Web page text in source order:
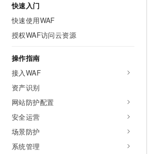
快速入门
快速使用WAF
授权WAF访问云资源
操作指南
接入WAF
资产识别
网站防护配置
安全运营
场景防护
系统管理
中间件
媒体服务
企业服务与云通信
终端用户计算
Serverless
可观测
上云与迁云